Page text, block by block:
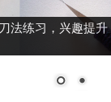
法练习，兴趣提升